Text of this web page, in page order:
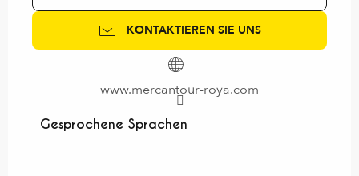
KONTAKTIEREN SIE UNS
www.mercantour-roya.com
Gesprochene Sprachen
Gesprochene Sprachen